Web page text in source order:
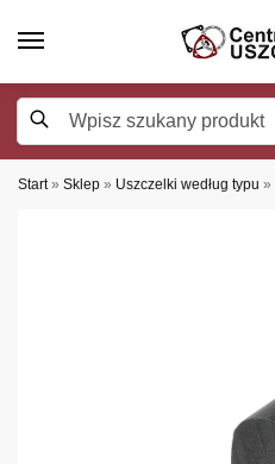
Start » Sklep » Uszczelki według typu »